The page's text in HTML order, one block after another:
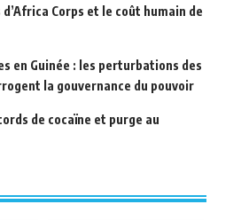
Corps et le coût humain de
en Guinée : les perturbations des
la gouvernance du pouvoir
de cocaïne et purge au